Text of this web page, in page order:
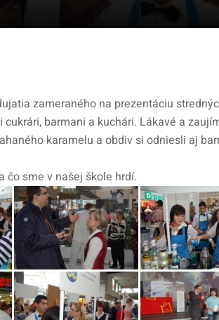
zameraného na prezentáciu
barmani a kuchári. Lákavé a
karamelu a obdiv si odniesli aj
čo sme v našej škole hrdí.